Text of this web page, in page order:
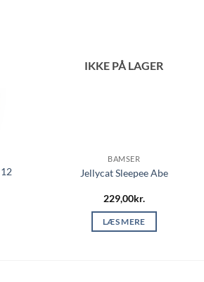
IKKE PÅ LAGER
BAMSER
Jellycat Sleepee Abe
229,00kr.
LÆS MERE